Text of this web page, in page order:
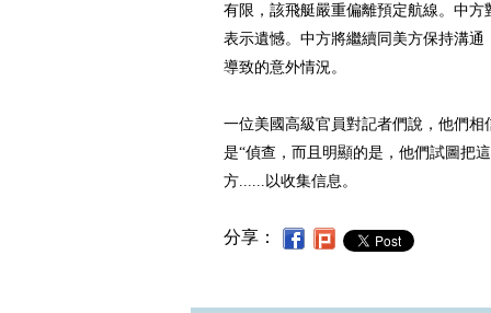
有限，該飛艇嚴重偏離預定航線。中
表示遺憾。中方將繼續同美方保持溝
導致的意外情況。
一位美國高級官員對記者們說，他們相
是“偵查，而且明顯的是，他們試圖把
方......以收集信息。
分享：